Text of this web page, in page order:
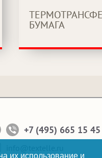
БУМАГА
+7 (495) 665 15 45
их использование и